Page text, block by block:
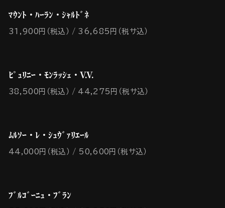
ﾏｳﾝﾄ・ﾊｰﾗﾝ・ｼｬﾙﾄﾞﾈ
31,900円（税込） 36,685円（税サ込）
ﾋﾟｭﾘﾆｰ・ﾓﾝﾗｯｼｪ・V.V.
38,500円（税込） 44,275円（税サ込）
ﾑﾙｿｰ・ﾚ・ｼｭｳﾞｧﾘｴｰﾙ
44,000円（税込） 50,600円（税サ込）
ﾌﾞﾙｺﾞｰﾆｭ・ﾌﾞﾗﾝ